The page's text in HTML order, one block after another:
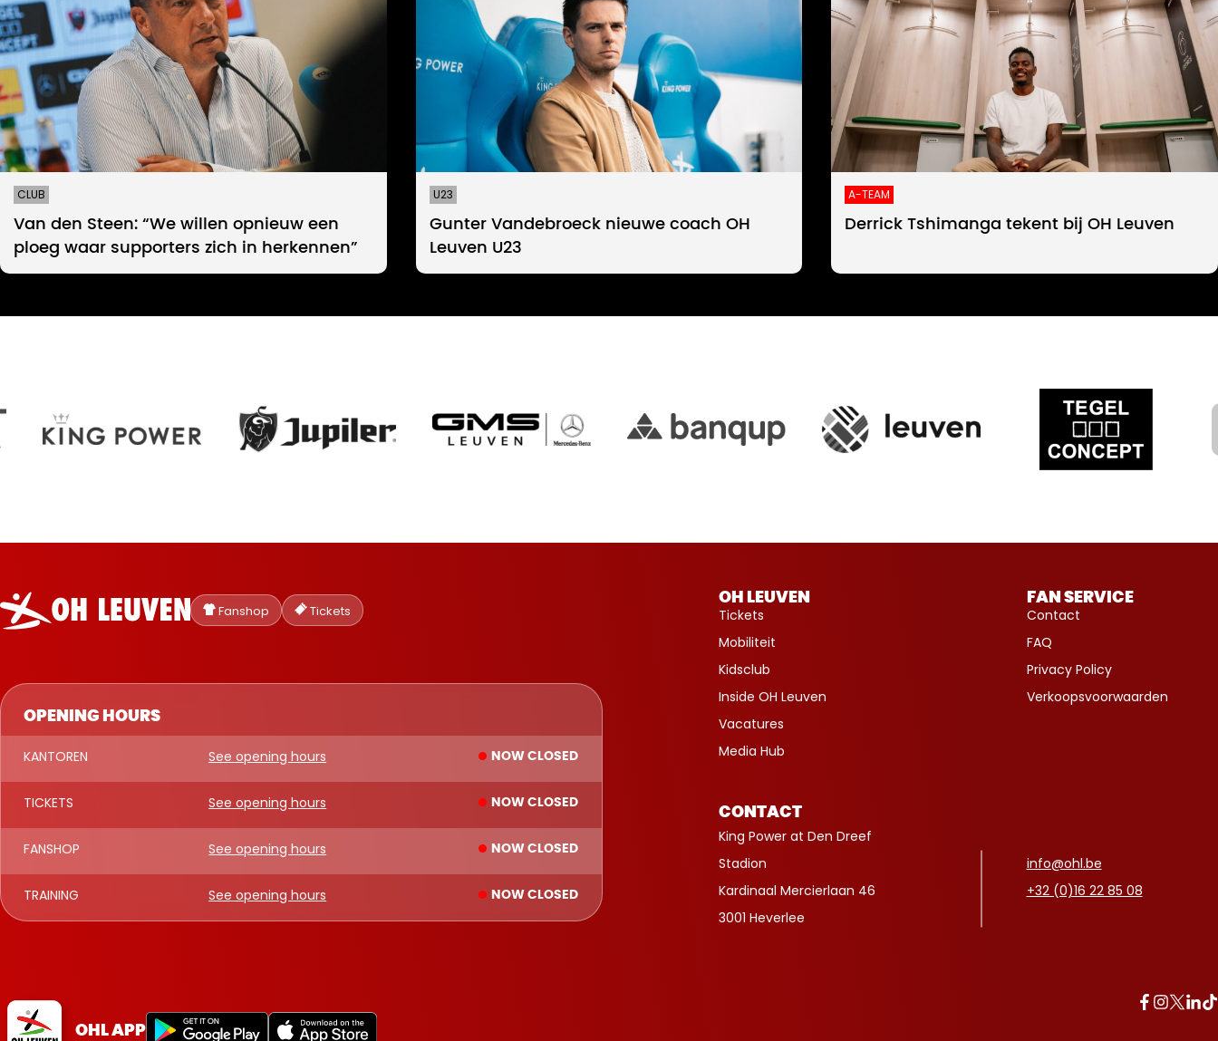
CLUB
Van den Steen: “We willen opnieuw een
ploeg waar supporters zich in herkennen”
U23
Gunter Vandebroeck nieuwe coach OH
Leuven U23
A-TEAM
Derrick Tshimanga tekent bij OH Leuven
Oud-
Heverlee
Leuven
Fanshop Tickets
OPENING HOURS
KANTOREN See opening hours NOW CLOSED
TICKETS See opening hours NOW CLOSED
FANSHOP See opening hours NOW CLOSED
TRAINING See opening hours NOW CLOSED
OH LEUVEN
Tickets
Mobiliteit
Kidsclub
Inside OH Leuven
Vacatures
Media Hub
FAN SERVICE
Contact
FAQ
Privacy Policy
Verkoopsvoorwaarden
CONTACT
King Power at Den Dreef
Stadion
Kardinaal Mercierlaan 46
3001 Heverlee
info@ohl.be
+32 (0)16 22 85 08
OHL APP